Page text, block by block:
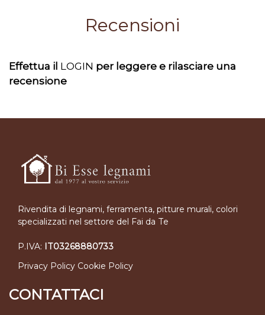
Recensioni
Effettua il LOGIN per leggere e rilasciare una
recensione
Rivendita di legnami, ferramenta, pitture murali, colori
specializzati nel settore del Fai da Te
P.IVA: IT03268880733
Privacy Policy Cookie Policy
CONTATTACI